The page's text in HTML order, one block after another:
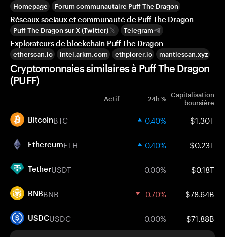
Homepage Forum communautaire Puff The Dragon
Réseaux sociaux et communauté de Puff The Dragon
Puff The Dragon sur X (Twitter) Telegram
Explorateurs de blockchain Puff The Dragon
etherscan.io intel.arkm.com ethplorer.io mantlescan.xyz
Cryptomonnaies similaires à Puff The Dragon
(PUFF)
Actif 24h % Capitalisation
boursière
BitcoinBTC 0.40% $1.30T
EthereumETH 0.40% $0.23T
TetherUSDT 0.00% $0.18T
BNBBNB -0.70% $78.64B
USDCUSDC 0.00% $71.88B